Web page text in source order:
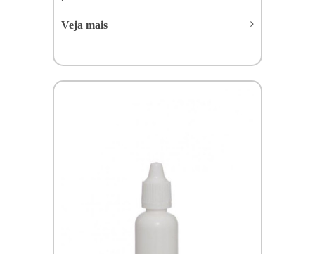
Veja mais